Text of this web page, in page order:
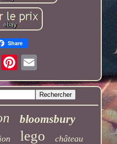
Share
bloomsbury
lego château